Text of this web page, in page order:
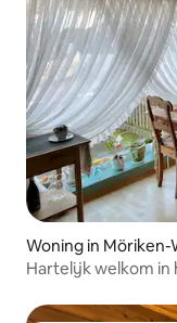
Woning in Möriken-
Hartelijk welkom in